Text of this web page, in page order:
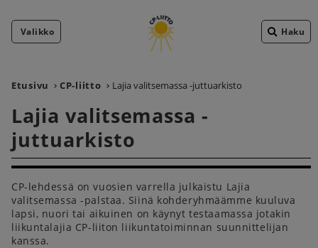
Valikko Haku
Etusivu CP-liitto Lajia valitsemassa -juttuarkisto
Lajia valitsemassa -
juttuarkisto
CP-lehdessä on vuosien varrella julkaistu Lajia
valitsemassa -palstaa. Siinä kohderyhmäämme kuuluva
lapsi, nuori tai aikuinen on käynyt testaamassa jotakin
liikuntalajia CP-liiton liikuntatoiminnan suunnittelijan
kanssa.